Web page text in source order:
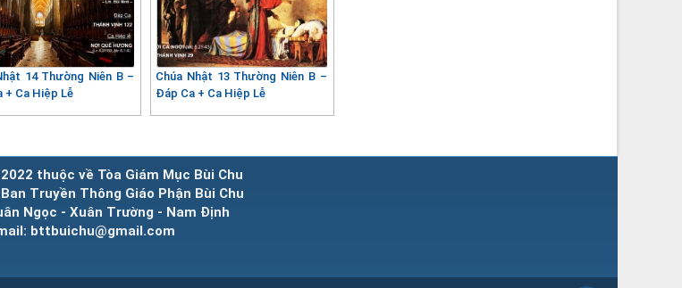
14 Thường Niên B –
+ Ca Hiệp Lễ
Chúa Nhật 13 Thường Niên B –
Đáp Ca + Ca Hiệp Lễ
thuộc về Tòa Giám Mục Bùi Chu
Truyền Thông Giáo Phận Bùi Chu
Ngọc - Xuân Trường - Nam Định
bttbuichu@gmail.com